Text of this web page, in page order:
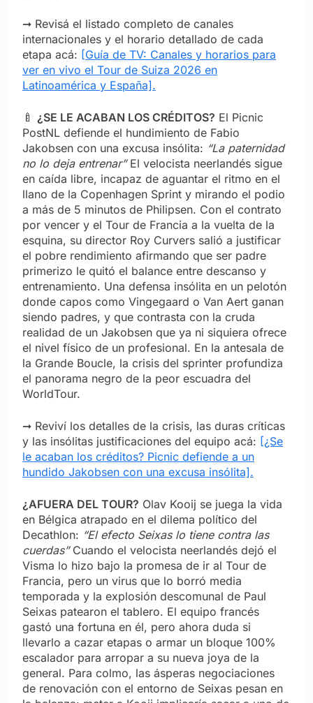
➞ Revisá el listado completo de canales
internacionales y el horario detallado de cada
etapa acá: [Guía de TV: Canales y horarios para
ver en vivo el Tour de Suiza 2026 en
Latinoamérica y España].
🍼 ¿SE LE ACABAN LOS CRÉDITOS? El Picnic
PostNL defiende el hundimiento de Fabio
Jakobsen con una excusa insólita: “La paternidad
no lo deja entrenar”El velocista neerlandés sigue
en caída libre, incapaz de aguantar el ritmo en el
llano de la Copenhagen Sprint y mirando el podio
a más de 5 minutos de Philipsen. Con el contrato
por vencer y el Tour de Francia a la vuelta de la
esquina, su director Roy Curvers salió a justificar
el pobre rendimiento afirmando que ser padre
primerizo le quitó el balance entre descanso y
entrenamiento. Una defensa insólita en un pelotón
donde capos como Vingegaard o Van Aert ganan
siendo padres, y que contrasta con la cruda
realidad de un Jakobsen que ya ni siquiera ofrece
el nivel físico de un profesional. En la antesala de
la Grande Boucle, la crisis del sprinter profundiza
el panorama negro de la peor escuadra del
WorldTour.
➞ Reviví los detalles de la crisis, las duras críticas
y las insólitas justificaciones del equipo acá: [¿Se
le acaban los créditos? Picnic defiende a un
hundido Jakobsen con una excusa insólita].
¿AFUERA DEL TOUR? Olav Kooij se juega la vida
en Bélgica atrapado en el dilema político del
Decathlon: “El efecto Seixas lo tiene contra las
cuerdas”Cuando el velocista neerlandés dejó el
Visma lo hizo bajo la promesa de ir al Tour de
Francia, pero un virus que lo borró media
temporada y la explosión descomunal de Paul
Seixas patearon el tablero. El equipo francés
gastó una fortuna en él, pero ahora duda si
llevarlo a cazar etapas o armar un bloque 100%
escalador para arropar a su nueva joya de la
general. Para colmo, las ásperas negociaciones
de renovación con el entorno de Seixas pesan en